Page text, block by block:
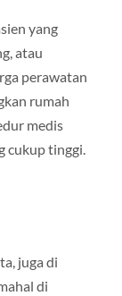
yang
atau
perawatan
rumah
medis
cukup tinggi.
juga di
di